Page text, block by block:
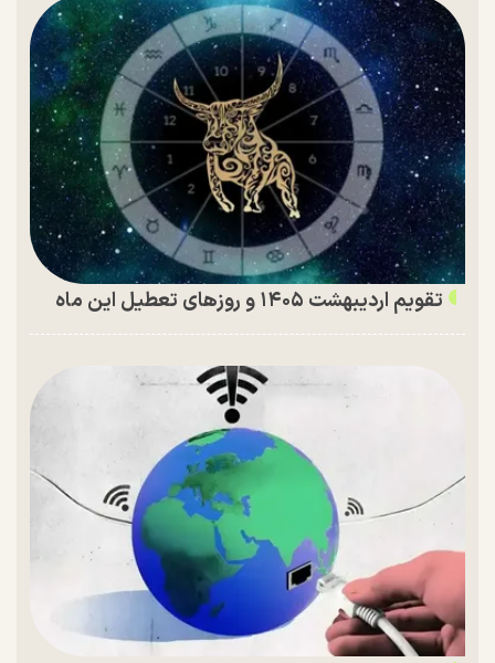
تقویم اردیبهشت ۱۴۰۵ و روز‌های تعطیل این ماه